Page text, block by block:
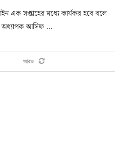
এক সপ্তাহের মধ্যে কার্যকর হবে বলে
অধ্যাপক আসিফ …
আরও